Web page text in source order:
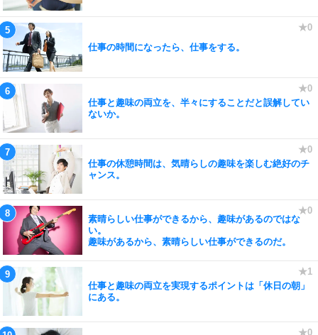
仕事の時間になったら、仕事をする。
仕事と趣味の両立を、半々にすることだと誤解してい
ないか。
仕事の休憩時間は、気晴らしの趣味を楽しむ絶好のチ
ャンス。
素晴らしい仕事ができるから、趣味があるのではな
い。
趣味があるから、素晴らしい仕事ができるのだ。
仕事と趣味の両立を実現するポイントは「休日の朝」
にある。